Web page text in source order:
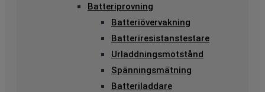
Batteriprovning
Batteriövervakning
Batteriresistanstestare
Urladdningsmotstånd
Spänningsmätning
Batteriladdare